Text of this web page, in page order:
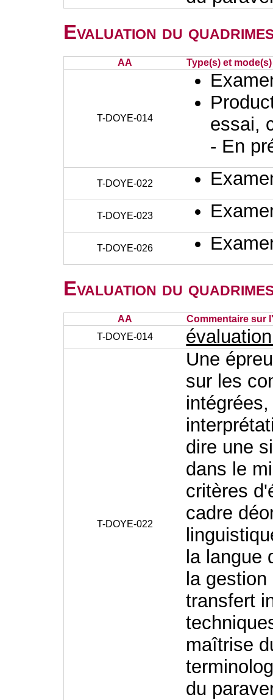
Evaluation du
AA Type(s) et
T-DOYE-014
essai,
- En
T-DOYE-022
T-DOYE-023
T-DOYE-026
Evaluation du
AA
Commentaire sur
T-DOYE-014
T-DOYE-022
Une
sur les
dire une
dans le
critères
cadre
la langue
la
transfert
maîtrise
du